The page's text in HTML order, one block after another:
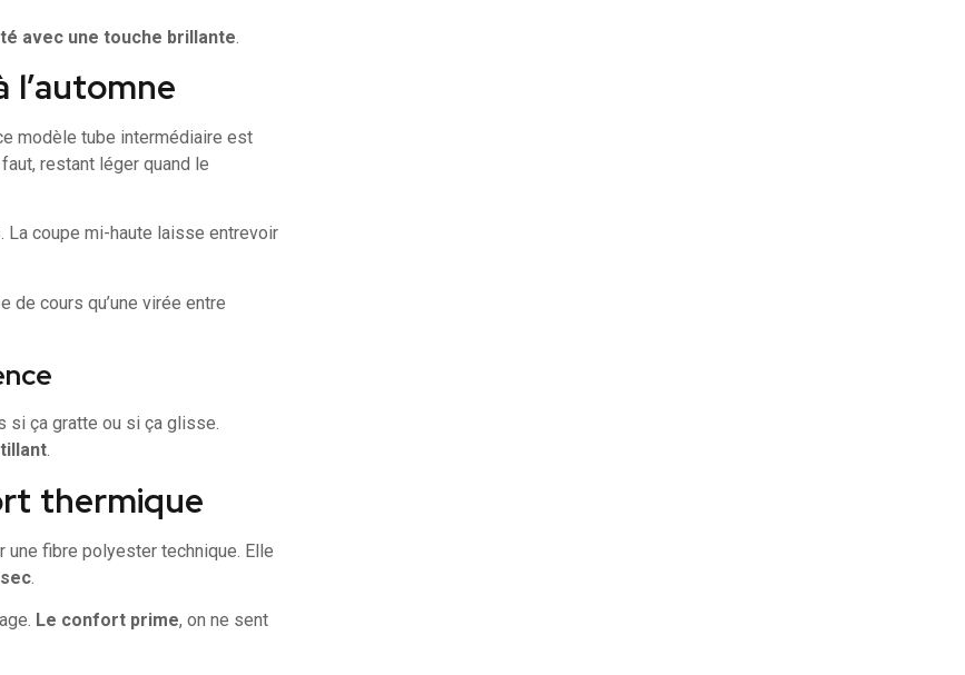
avec une touche brillante
l’automne
modèle tube intermédiaire est
restant léger quand le
La coupe mi-haute laisse entrevoir
de cours qu’une virée entre
si ça gratte ou si ça glisse.
.
thermique
fibre polyester technique. Elle
Le confort prime, on ne sent